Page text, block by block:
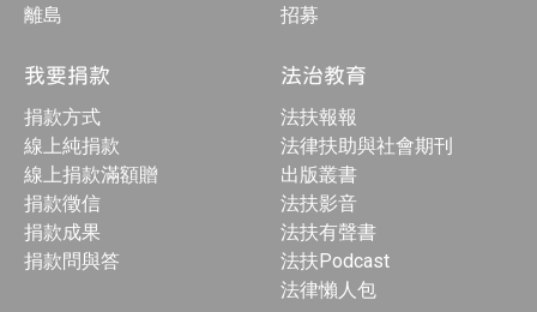
離島
招募
我要捐款
捐款方式
線上純捐款
線上捐款滿額贈
捐款徵信
捐款成果
捐款問與答
法治教育
法扶報報
法律扶助與社會期刊
出版叢書
法扶影音
法扶有聲書
法扶Podcast
法律懶人包